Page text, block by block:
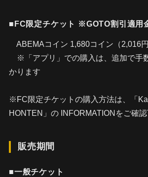
■FC限定チケット ※GOTO割引適用
ABEMAコイン 1,680コイン（2,016円
※「アプリ」での購入は、追加で手
かります
※FC限定チケットの購入方法は、「
HONTEN」の INFORMATIONをご確認
販売期間
■一般チケット